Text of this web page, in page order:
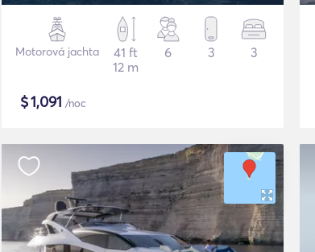
Motorová jachta
41 ft
12 m
6 3 3
$1,091 /noc